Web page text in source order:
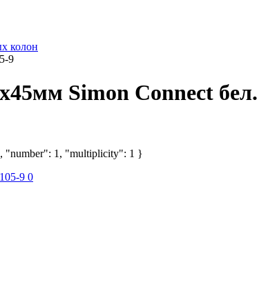
колон
9
Simon Connect
"number": 1, "multiplicity": 1 }